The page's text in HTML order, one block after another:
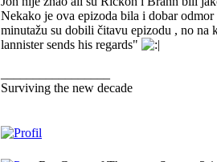
Nekako je ova epizoda bila i dobar
minutažu su dobili čitavu epizodu , no na
lannister sends his regards"
Surviving the new decade